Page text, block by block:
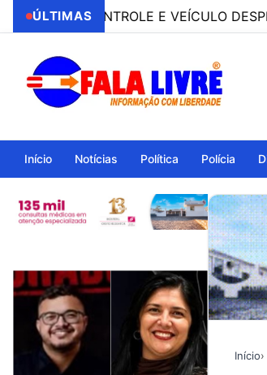
ÚLTIMAS
CONTROLE E VEÍCULO DESPENCA EM
Início Notícias Política Polícia
Início›